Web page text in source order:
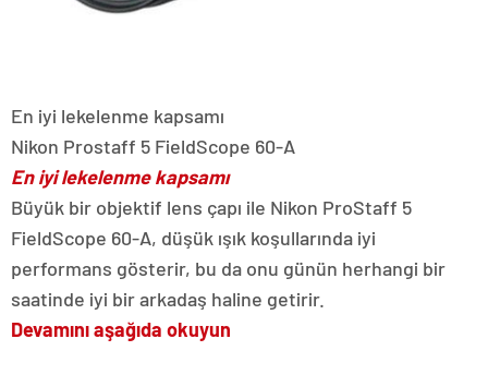
En iyi lekelenme kapsamı
Nikon Prostaff 5 FieldScope 60-A
En iyi lekelenme kapsamı
Büyük bir objektif lens çapı ile Nikon ProStaff 5
FieldScope 60-A, düşük ışık koşullarında iyi
performans gösterir, bu da onu günün herhangi bir
saatinde iyi bir arkadaş haline getirir.
Devamını aşağıda okuyun